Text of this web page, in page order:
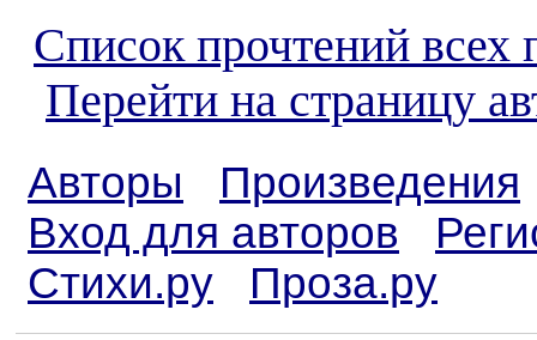
Список прочтений всех
Перейти на страницу
Авторы
Произведения
Вход для авторов
Стихи.ру
Проза.ру